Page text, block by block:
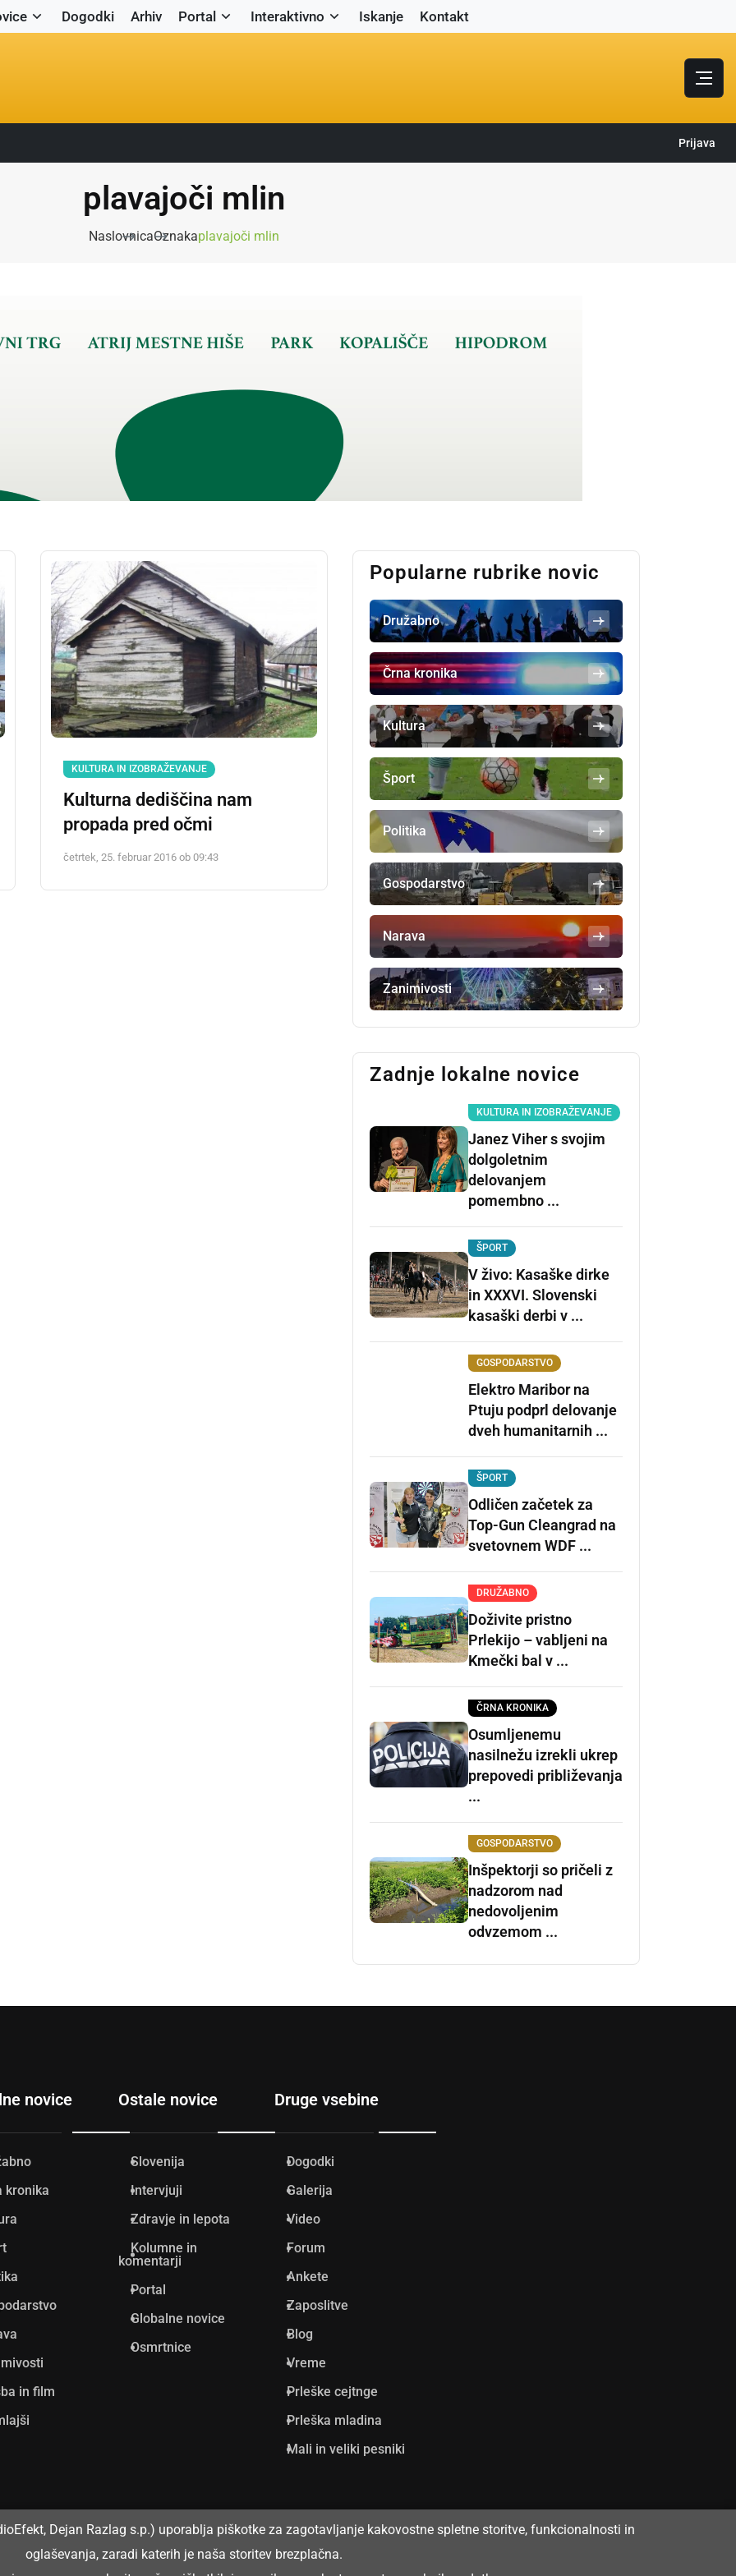
Dogodki Arhiv Portal Interaktivno Iskanje Kontakt
Prijava
plavajoči mlin
NaslovnicaOznakaplavajoči mlin
KULTURA IN IZOBRAŽEVANJE
Kulturna dediščina nam
propada pred očmi
četrtek, 25. februar 2016 ob 09:43
Popularne rubrike novic
Družabno
Črna kronika
Kultura
Šport
Politika
Gospodarstvo
Narava
Zanimivosti
Zadnje lokalne novice
KULTURA IN IZOBRAŽEVANJE
Janez Viher s svojim
dolgoletnim
delovanjem
pomembno ...
ŠPORT
V živo: Kasaške dirke
in XXXVI. Slovenski
kasaški derbi v ...
GOSPODARSTVO
Elektro Maribor na
Ptuju podprl delovanje
dveh humanitarnih ...
ŠPORT
Odličen začetek za
Top-Gun Cleangrad na
svetovnem WDF ...
DRUŽABNO
Doživite pristno
Prlekijo – vabljeni na
Kmečki bal v ...
ČRNA KRONIKA
Osumljenemu
nasilnežu izrekli ukrep
prepovedi približevanja
...
GOSPODARSTVO
Inšpektorji so pričeli z
nadzorom nad
nedovoljenim
odvzemom ...
novice
kronika
in film
Ostale novice
Slovenija
Intervjuji
Zdravje in lepota
Kolumne in
komentarji
Portal
Globalne novice
Osmrtnice
Druge vsebine
Dogodki
Galerija
Video
Forum
Ankete
Zaposlitve
Blog
Vreme
Prleške cejtnge
Prleška mladina
Mali in veliki pesniki
Dejan Razlag s.p.) uporablja piškotke za zagotavljanje kakovostne spletne storitve, funkcionalnosti in
oglaševanja, zaradi katerih je naša storitev brezplačna.